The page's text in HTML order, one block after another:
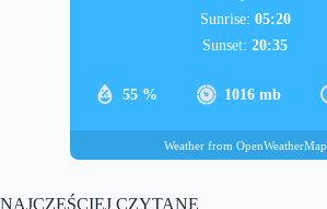
55 % 1016 mb
Sunrise: 05:20
Sunset: 20:35
Weather from OpenWeatherMap
NAJCZĘŚCIEJ CZYTANE